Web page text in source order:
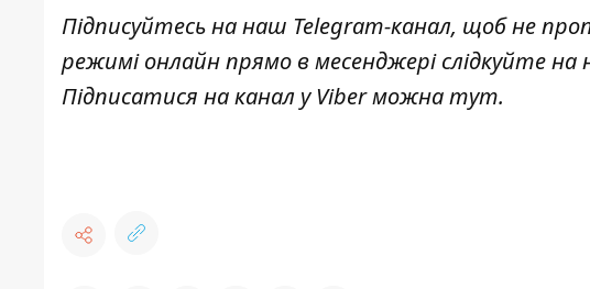
Підписуйтесь на наш Telegram-канал, щоб не
режимі онлайн прямо в месенджері слідкуйте
Підписатися на канал у Viber можнатут.